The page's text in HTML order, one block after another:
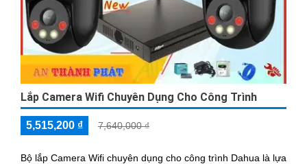
Lắp Camera Wifi Chuyên Dụng Cho Công Trình
5,515,200 ₫ 7,640,000 ₫
Bộ lắp Camera Wifi chuyên dụng cho công trình Dahua là lựa